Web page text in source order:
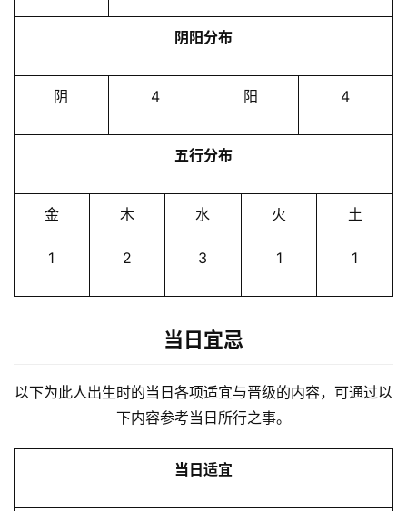
阴阳分布
阴 4 阳 4
五行分布
金
1
木
2
水
3
火
1
土
1
当日宜忌
以下为此人出生时的当日各项适宜与晋级的内容，可通过以
下内容参考当日所行之事。
当日适宜